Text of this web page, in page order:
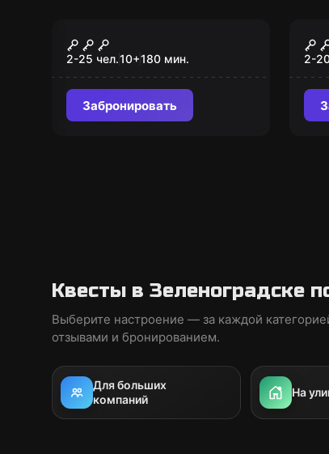
Зомби-квест
2-25 чел.10+180 мин.
Забронировать
2-
Квесты в Зеленоградске
Выберите настроение — за каждой
отзывами и бронированием.
Для больших
компаний
На